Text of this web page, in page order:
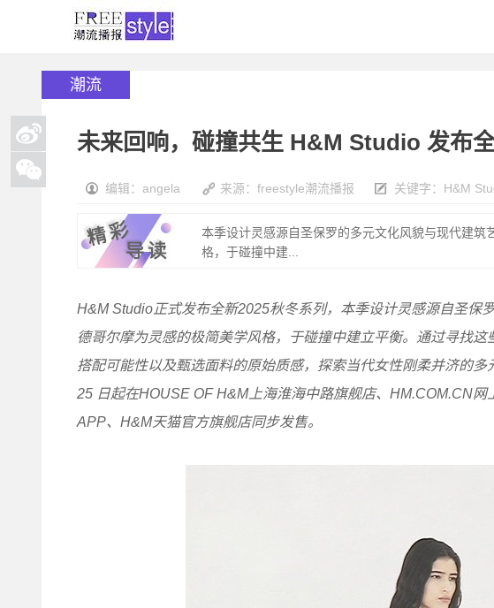
潮流
未来回响，碰撞共生 H&M Studio 发布
编辑：angela 来源：freestyle潮流播报 关键字： H&M
本季设计灵感源自圣保罗的多元文化风貌与现代建筑
格，于碰撞中建...
H&M Studio正式发布全新2025秋冬系列，本季设计灵感源自圣保
德哥尔摩为灵感的极简美学风格，于碰撞中建立平衡。通过寻找
搭配可能性以及甄选面料的原始质感，探索当代女性刚柔并济的
25 日起在HOUSE OF H&M上海淮海中路旗舰店、HM.COM.CN
APP、H&M天猫官方旗舰店同步发售。